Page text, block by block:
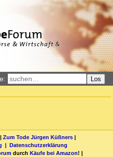
Los
Zum Tode Jürgen Küßners |
| Datenschutzerklärung
durch Käufe bei Amazon! |